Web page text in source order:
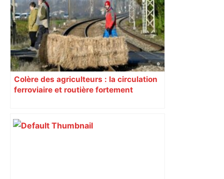
Colère des agriculteurs : la circulation
ferroviaire et routière fortement